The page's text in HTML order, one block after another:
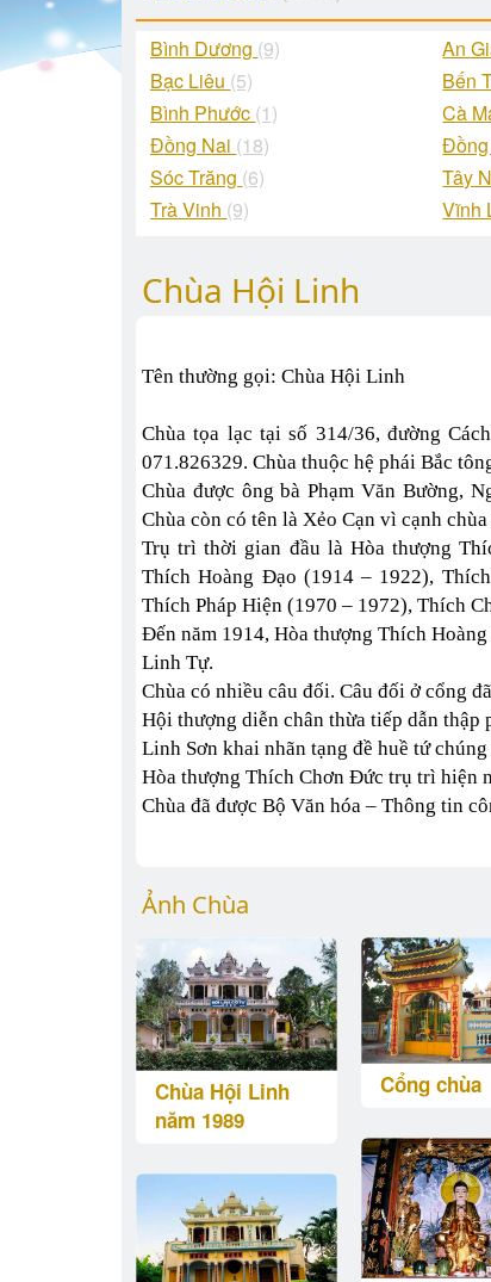
Bình Dương (9) An
Bạc Liêu (5) Bến
Bình Phước (1) Cà
Đồng Nai (18)
Sóc Trăng (6) Tây
Trà Vinh (9) Vĩnh
Chùa Hội Linh
Tên thường gọi: Chùa Hội Linh
Chùa tọa lạc tại số 314/36, đường
071.826329. Chùa thuộc hệ phái Bắc
Chùa được ông bà Phạm Văn Bường,
Chùa còn có tên là Xẻo Cạn vì cạnh
Trụ trì thời gian đầu là Hòa thượng
Thích Hoàng Đạo (1914 – 1922),
Thích Pháp Hiện (1970 – 1972), Thích
Đến năm 1914, Hòa thượng Thích
Linh Tự.
Chùa có nhiều câu đối. Câu đối ở cổng
Hội thượng diễn chân thừa tiếp dẫn thập
Linh Sơn khai nhãn tạng đề huề tứ chúng
Hòa thượng Thích Chơn Đức trụ trì hiện
Chùa đã được Bộ Văn hóa – Thông tin
Ảnh Chùa
Chùa Hội Linh
năm 1989
Cổng chùa